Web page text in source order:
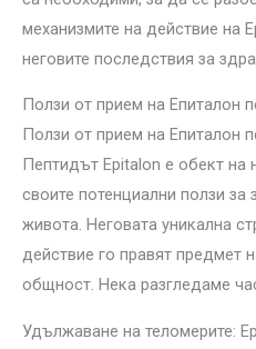
механизмите на действие на
неговите последствия за
Ползи от прием на Епиталон
Ползи от прием на Епиталон
Пептидът Epitalon е обект на
своите потенциални ползи
живота. Неговата уникална
действие го правят предмет
общност. Нека разгледаме
Удължаване на теломерите: